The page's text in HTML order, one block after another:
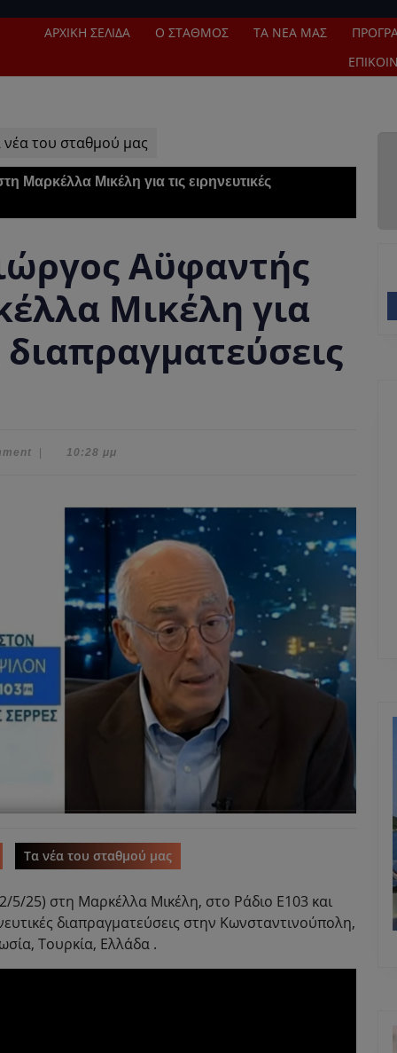
ΑΡΧΙΚΉ ΣΕΛΊΔΑ Ο ΣΤΑΘΜΌΣ ΤΑ ΝΈΑ ΜΑΣ
νέα του σταθμού μας
Μαρκέλλα Μικέλη για τις ειρηνευτικές
Αϋφαντής
Μικέλη για
διαπραγματεύσεις
10:28 μμ
Τα νέα του σταθμού μας
5/25) στη Μαρκέλλα Μικέλη, στο Ράδιο Ε103 και
διαπραγματεύσεις στην Κωνσταντινούπολη,
Τουρκία, Ελλάδα .